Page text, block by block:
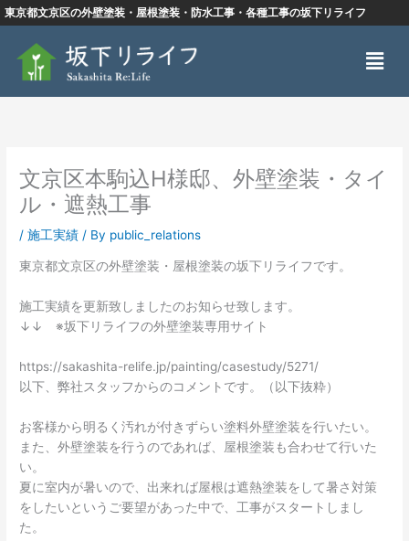
内
容
東京都文京区の外壁塗装・屋根塗装・防水工事・各種工事の坂下リライフ
メ
ニ
ュ
文京区本駒込H様邸、外壁塗装・タイ
ル・遮熱工事
/施工実績 / By public_relations
東京都文京区の外壁塗装・屋根塗装の坂下リライフです。
施工実績を更新致しましたのお知らせ致します。
↓↓ ※坂下リライフの外壁塗装専用サイト
https://sakashita-relife.jp/painting/casestudy/5271/
以下、弊社スタッフからのコメントです。（以下抜粋）
お客様から明るく汚れが付きずらい塗料外壁塗装を行いたい。
また、外壁塗装を行うのであれば、屋根塗装も合わせて行いた
い。
夏に室内が暑いので、出来れば屋根は遮熱塗装をして暑さ対策
をしたいというご要望があった中で、工事がスタートしまし
た。